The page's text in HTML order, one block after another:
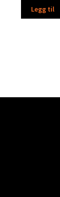
Legg til